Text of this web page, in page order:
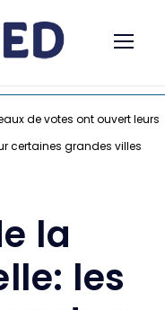
de votes ont ouvert leurs
certaines grandes villes
la
les